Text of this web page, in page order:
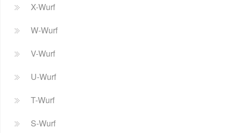
X-Wurf
W-Wurf
V-Wurf
U-Wurf
T-Wurf
S-Wurf